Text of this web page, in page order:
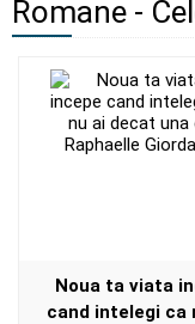
Romane -
Noua ta viata
cand intelegi ca